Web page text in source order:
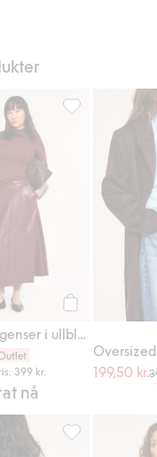
krage, Legg til i
399 kr.
Finstrikket
199,50 kr.
nå
Legg til i
Ribbestrikket